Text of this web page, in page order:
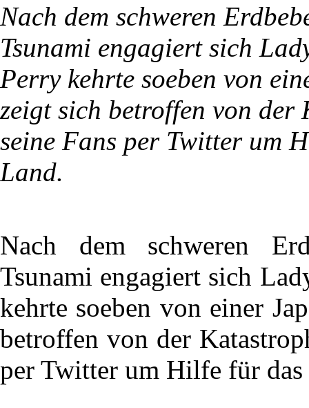
Nach dem schweren
Tsunami engagiert sich
Perry kehrte soeben von
zeigt sich betroffen von
seine Fans per Twitter um
Land.
Nach dem schweren
Tsunami engagiert sich
kehrte soeben von einer
betroffen von der
per Twitter um Hilfe für